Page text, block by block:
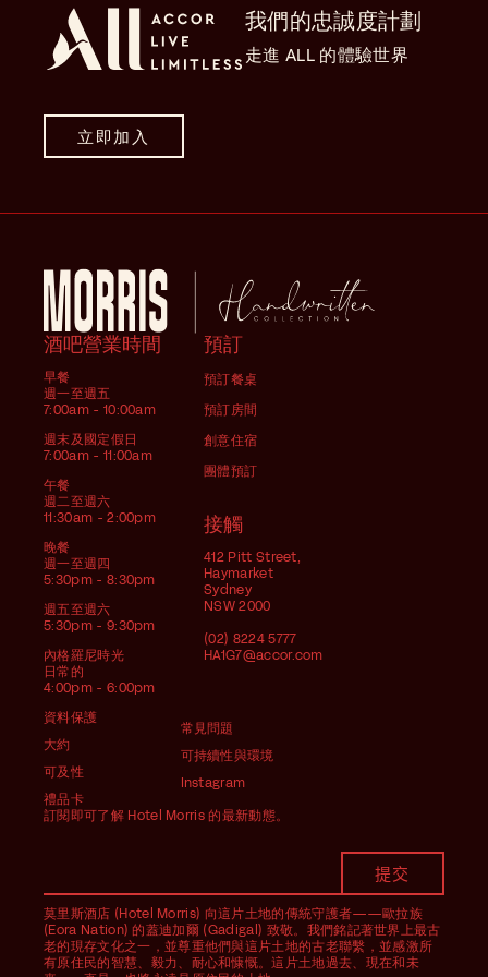
我們的忠誠度計劃
走進 ALL 的體驗世界
立即加入
酒吧營業時間
早餐
週一至週五
7:00am - 10:00am
週末及國定假日
7:00am - 11:00am
午餐
週二至週六
11:30am - 2:00pm
晚餐
週一至週四
5:30pm - 8:30pm
週五至週六
5:30pm - 9:30pm
內格羅尼時光
日常的
4:00pm - 6:00pm
預訂
預訂餐桌
預訂房間
創意住宿
團體預訂
接觸
412 Pitt Street,
Haymarket
Sydney
NSW 2000
(02) 8224 5777
HA1G7@accor.com
資料保護
大約
可及性
禮品卡
常見問題
可持續性與環境
Instagram
訂閱即可了解 Hotel Morris 的最新動態。
莫里斯酒店 (Hotel Morris) 向這片土地的傳統守護者——歐拉族
(Eora Nation) 的蓋迪加爾 (Gadigal) 致敬。我們銘記著世界上最古
老的現存文化之一，並尊重他們與這片土地的古老聯繫，並感激所
有原住民的智慧、毅力、耐心和慷慨。這片土地過去、現在和未